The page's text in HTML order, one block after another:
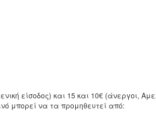
είσοδος) και 15 και 10€ (άνεργοι,
μπορεί να τα προμηθευτεί από: